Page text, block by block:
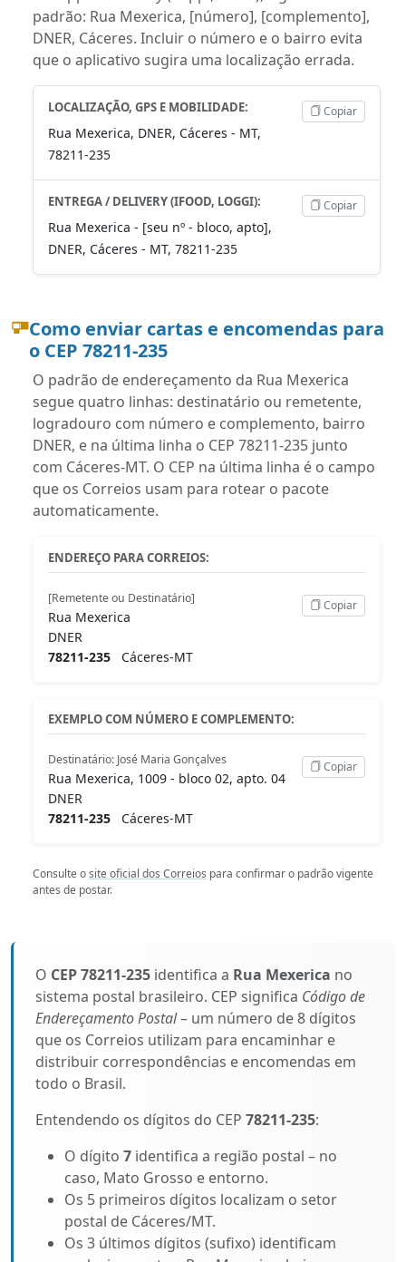
padrão: Rua Mexerica, [número], [complemento],
DNER, Cáceres. Incluir o número e o bairro evita
que o aplicativo sugira uma localização errada.
LOCALIZAÇÃO, GPS E MOBILIDADE:
Rua Mexerica, DNER, Cáceres - MT,
78211-235
Copiar
ENTREGA / DELIVERY (IFOOD, LOGGI):
Rua Mexerica - [seu nº - bloco, apto],
DNER, Cáceres - MT, 78211-235
Copiar
Como enviar cartas e encomendas para
o CEP 78211-235
O padrão de endereçamento da Rua Mexerica
segue quatro linhas: destinatário ou remetente,
logradouro com número e complemento, bairro
DNER, e na última linha o CEP 78211-235 junto
com Cáceres-MT. O CEP na última linha é o campo
que os Correios usam para rotear o pacote
automaticamente.
ENDEREÇO PARA CORREIOS:
[Remetente ou Destinatário]
Rua Mexerica
DNER
78211-235 Cáceres-MT
Copiar
EXEMPLO COM NÚMERO E COMPLEMENTO:
Destinatário: José Maria Gonçalves
Rua Mexerica, 1009 - bloco 02, apto. 04
DNER
78211-235 Cáceres-MT
Copiar
Consulte osite oficial dos Correios para confirmar o padrão vigente
antes de postar.
O CEP 78211-235 identifica a Rua Mexerica no
sistema postal brasileiro. CEP significa Código de
Endereçamento Postal– um número de 8 dígitos
que os Correios utilizam para encaminhar e
distribuir correspondências e encomendas em
todo o Brasil.
Entendendo os dígitos do CEP 78211-235:
O dígito 7 identifica a região postal – no
caso, Mato Grosso e entorno.
Os 5 primeiros dígitos localizam o setor
postal de Cáceres/MT.
Os 3 últimos dígitos (sufixo) identificam